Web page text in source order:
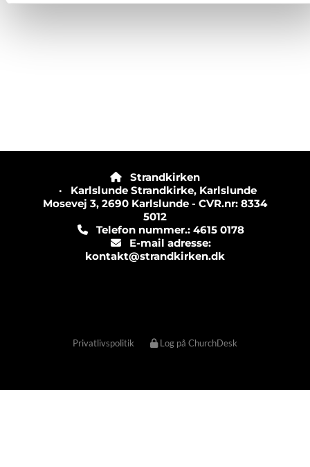

Strandkirken
· Karlslunde Strandkirke, Karlslunde
Mosevej 3, 2690 Karlslunde - CVR.nr: 8334
5012
Telefon nummer.: 4615 0178
E-mail adresse:
kontakt@strandkirken.dk
Privatlivspolitik Log på ChurchDesk